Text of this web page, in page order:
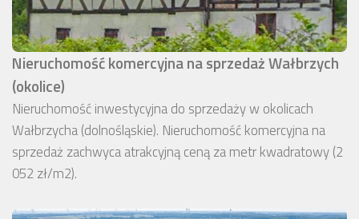
Nieruchomość komercyjna na sprzedaż Wałbrzych
(okolice)
Nieruchomość inwestycyjna do sprzedaży w okolicach
Wałbrzycha (dolnośląskie). Nieruchomość komercyjna na
sprzedaż zachwyca atrakcyjną ceną za metr kwadratowy (2
052 zł/m2).